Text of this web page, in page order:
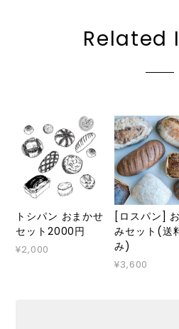
Related
トシパン おまかせ
セット2000円
¥2,000
[ロスパン]
みセット(送
み)
¥3,600